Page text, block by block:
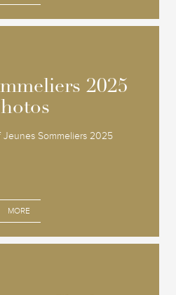
2025
Jeunes Sommeliers 2025
MORE
2025